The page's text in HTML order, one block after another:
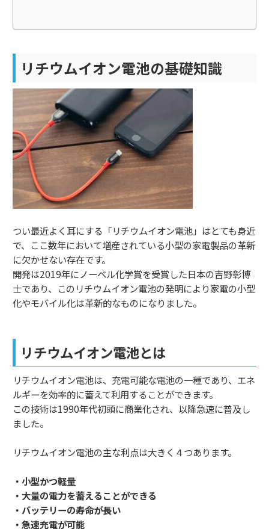
リチウムイオン電池の基礎知識
つい最近よく耳にする「リチウムイオン電池」はとても身近
で、ここ数年において増産されている小型の家電製品の革新
に欠かせない存在です。
開発は2019年にノーベル化学賞を受賞した日本の吉野彰博
士であり、このリチウムイオン電池の発明により家電の小型
化やモバイル化は革新的なものになりました。
リチウムイオン電池とは
リチウムイオン電池は、充電可能な電池の一種であり、エネ
ルギーを効率的に蓄えて利用することができます。
この技術は1990年代初頭に商業化され、以降急速に普及し
ました。
リチウムイオン電池の主な利点は大きく４つあります。
・小型かつ軽量
・大量の電力を蓄えることができる
・バッテリーの寿命が長い
・急速充電が可能